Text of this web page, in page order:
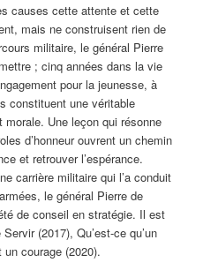
causes cette attente et cette
mais ne construisent rien de
militaire, le général Pierre
; cinq années dans la vie
pour la jeunesse, à
constituent une véritable
Une leçon qui résonne
d’honneur ouvrent un chemin
et retrouver l’espérance.
carrière militaire qui l’a conduit
le général Pierre de
de conseil en stratégie. Il est
(2017), Qu’est-ce qu’un
un courage (2020).